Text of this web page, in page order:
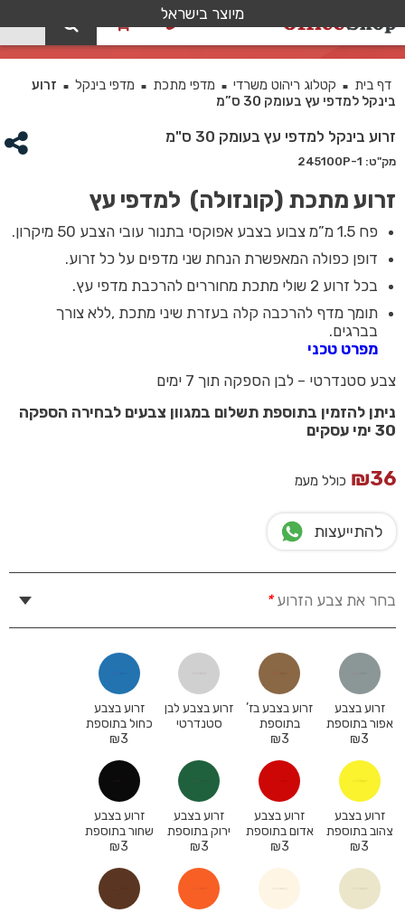
מיוצר בישראל
זרוע בינקל למדפי עץ בעומק 30 ס”מ
דף בית ■ קטלוג ריהוט משרדי ■ מדפי מתכת ■ מדפי בינקל ■
זרוע
בינקל למדפי עץ בעומק 30 ס”מ
זרוע בינקל למדפי עץ בעומק 30 ס"מ
מק"ט: 245100P-1
זרוע מתכת (קונזולה) למדפי עץ
פח 1.5 מ”מ צבוע בצבע אפוקסי בתנור עובי הצבע 50 מיקרון.
דופן כפולה המאפשרת הנחת שני מדפים על כל זרוע.
בכל זרוע 2 שולי מתכת מחוררים להרכבת מדפי עץ.
תומך מדף להרכבה קלה בעזרת שיני מתכת ,ללא צורך
בברגים.
מפרט טכני
צבע סטנדרטי – לבן הספקה תוך 7 ימים
ניתן להזמין בתוספת תשלום במגוון צבעים לבחירה הספקה
30 ימי עסקים
₪36 כולל מעמ
להתייעצות
בחר את צבע הזרוע*
זרוע בצבע
אפור בתוספת
₪3
זרוע בצבע בז’
בתוספת
₪3
זרוע בצבע לבן
סטנדרטי
זרוע בצבע
כחול בתוספת
₪3
זרוע בצבע
צהוב בתוספת
₪3
זרוע בצבע
אדום בתוספת
₪3
זרוע בצבע
ירוק בתוספת
₪3
זרוע בצבע
שחור בתוספת
₪3